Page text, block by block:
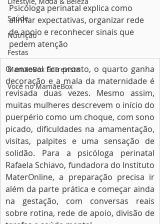
Saúde
Nutrição
Festas
MamãeBox Entrevista
Você no MamãeBox
Psicóloga perinatal explica como
alinhar expectativas, organizar rede
de apoio e reconhecer sinais que
pedem atenção
O enxoval fica pronto, o quarto ganha
decoração e a mala da maternidade é
revisada duas vezes. Mesmo assim,
muitas mulheres descrevem o início do
puerpério como um choque, com sono
picado, dificuldades na amamentação,
visitas, palpites e uma sensação de
solidão. Para a psicóloga perinatal
Rafaela Schiavo, fundadora do Instituto
MaterOnline, a preparação precisa ir
além da parte prática e começar ainda
na gestação, com conversas reais
sobre rotina, rede de apoio, divisão de